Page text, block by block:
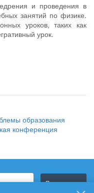
и проведения в
занятий по физике.
уроков, таких как
урок.
образования
конференция